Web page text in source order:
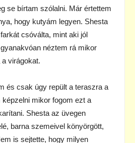
se bírtam szólalni. Már értettem
hogy kutyám legyen. Shesta
csóválta, mint aki jól
néztem rá mikor
virágokat.
és csak úgy repült a teraszra a
mikor fogom ezt a
Shesta az üvegen
barna szemeivel könyörgött,
is sejtette, hogy milyen